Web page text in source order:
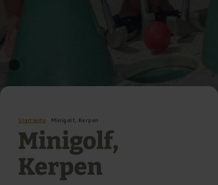
Startseite Minigolf, Kerpen
Minigolf,
Kerpen